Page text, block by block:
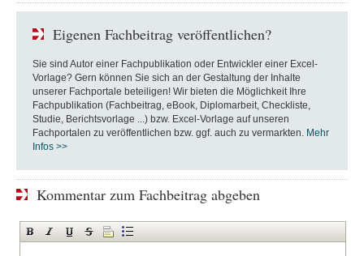
Eigenen Fachbeitrag veröffentlichen?
Sie sind Autor einer Fachpublikation oder Entwickler einer Excel-
Vorlage? Gern können Sie sich an der Gestaltung der Inhalte
unserer Fachportale beteiligen! Wir bieten die Möglichkeit Ihre
Fachpublikation (Fachbeitrag, eBook, Diplomarbeit, Checkliste,
Studie, Berichtsvorlage ...) bzw. Excel-Vorlage auf unseren
Fachportalen zu veröffentlichen bzw. ggf. auch zu vermarkten. Mehr
Infos >>
Kommentar zum Fachbeitrag abgeben